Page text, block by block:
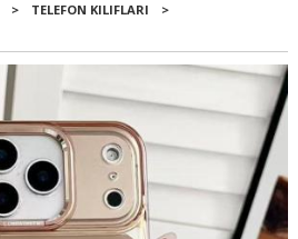
> TELEFON KILIFLARI
>